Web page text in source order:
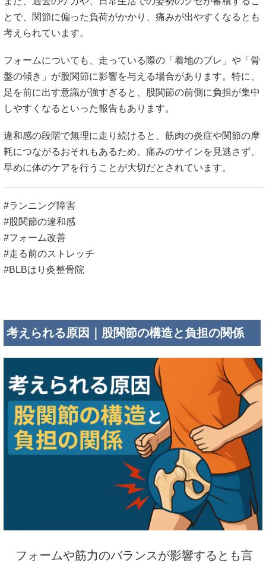
とで、関節に偏った負荷がかかり、痛みが出やすくなるとも
考えられています。
フォームについても、走っている際の「着地のブレ」や「骨
盤の傾き」が股関節に影響を与える場合があります。特に、
足を前に出す意識が強すぎると、股関節の前側に負担が集中
しやすくなるといった報告もあります。
違和感の段階で無理に走り続けると、筋肉の炎症や関節の摩
耗につながるおそれもあるため、痛みのサインを見逃さず、
早めに体のケアを行うことが大切だとされています。
#ランニング障害
#股関節の違和感
#フォーム改善
#走る前のストレッチ
#BLBはり灸整骨院
考えられる原因｜股関節の構造と負担の関係
フォームや筋力のバランスが影響するとも言